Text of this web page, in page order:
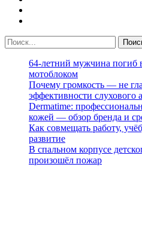
64-летний мужчина погиб
мотоблоком
Почему громкость — не
эффективности слухового
Dermatime:
кожей — обзор бренда и
Как совмещать работу,
развитие
В спальном корпусе
произошёл пожар